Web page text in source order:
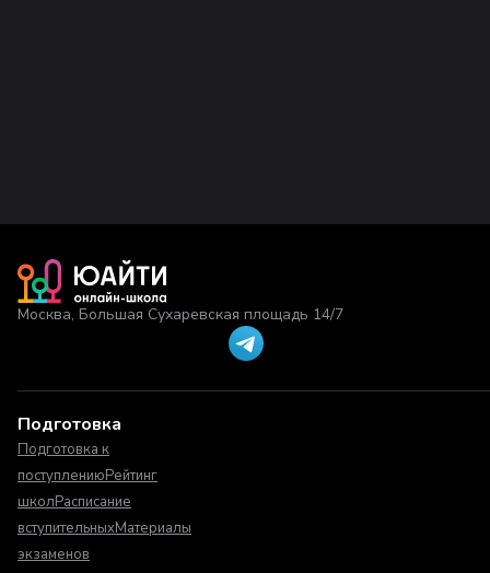
Москва, Большая Сухаревская площадь 14/7
Подготовка
Подготовка к
поступлениюРейтинг
школРасписание
вступительныхМатериалы
экзаменов